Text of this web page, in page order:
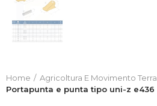
Home
Agricoltura E Movimento Terra
Portapunta e punta tipo uni-z e436